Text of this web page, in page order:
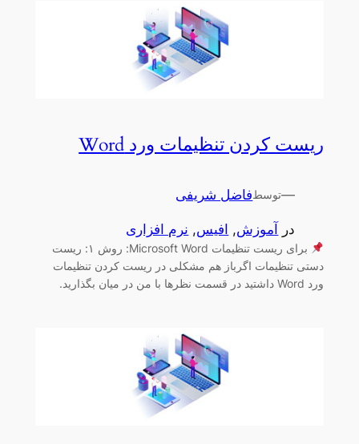
ریست کردن تنظیمات ورد Word
—توسطفاضل شریفی
در آموزش, افیس, نرم افزاری
برای ریست تنظیمات Microsoft Word: روش ۱: ریست
دستی تنظیمات اگرباز هم مشکلی در ریست کردن تنظیمات
ورد Word داشتید در قسمت نظرها با من در میان بگذارید.